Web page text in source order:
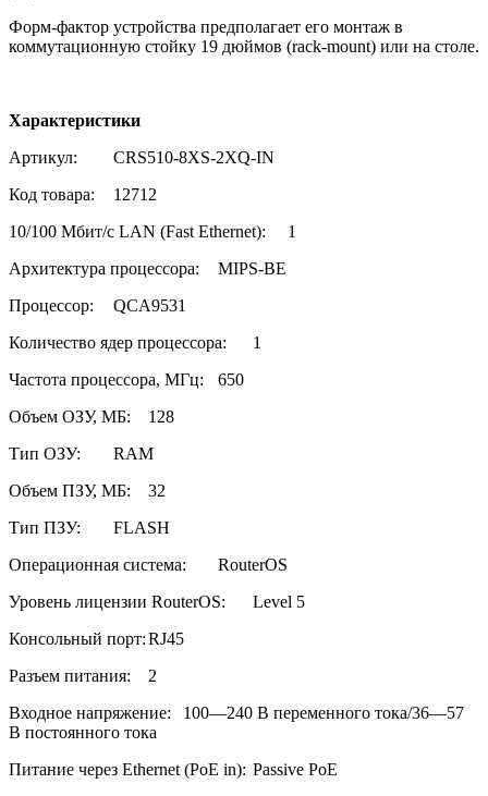
Форм-фактор устройства предполагает его монтаж в
коммутационную стойку 19 дюймов (rack-mount) или на столе.
Характеристики
Артикул:
CRS510-8XS-2XQ-IN
Код товара:
12712
10/100 Мбит/с LAN (Fast Ethernet):
1
Архитектура процессора:
MIPS-BE
Процессор:
QCA9531
Количество ядер процессора:
1
Частота процессора, МГц:
650
Объем ОЗУ, МБ:
128
Тип ОЗУ:
RAM
Объем ПЗУ, МБ:
32
Тип ПЗУ:
FLASH
Операционная система:
RouterOS
Уровень лицензии RouterOS:
Level 5
Консольный порт:RJ45
Разъем питания:
2
Входное напряжение:
100—240 В переменного тока/36—57
В постоянного тока
Питание через Ethernet (PoE in): Passive PoE